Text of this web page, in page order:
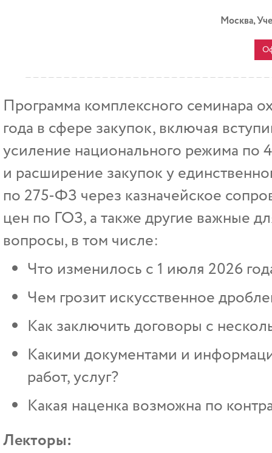
Москва,
Программа комплексного семинара
года в сфере закупок, включая
усиление национального режима
и расширение закупок у
по 275-ФЗ через казначейское
цен по ГОЗ, а также другие важные
вопросы, в том числе:
Что изменилось с 1 июля 2026
Чем грозит искусственное
Как заключить договоры с
Какими документами и
работ, услуг?
Какая наценка возможна по
Лекторы: